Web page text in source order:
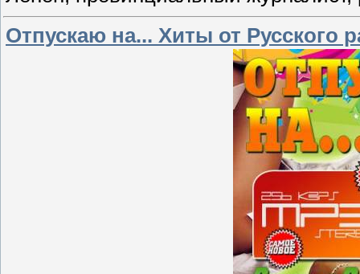
Отпускаю на... Хиты от Русского